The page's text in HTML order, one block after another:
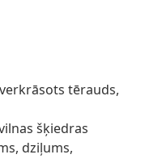
tērauds,
šķiedras
dziļums,